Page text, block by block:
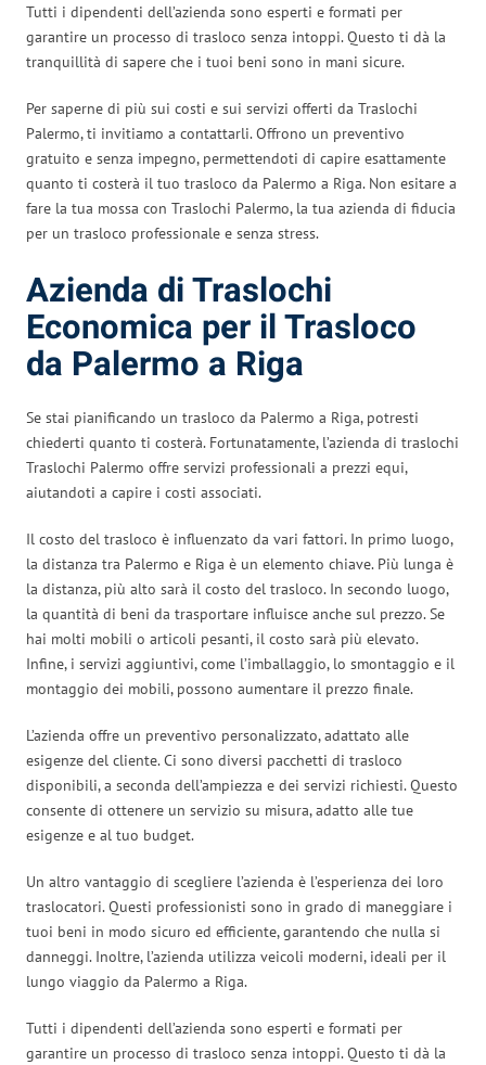
Tutti i dipendenti dell’azienda sono esperti e formati per
garantire un processo di trasloco senza intoppi. Questo ti dà la
tranquillità di sapere che i tuoi beni sono in mani sicure.
Per saperne di più sui costi e sui servizi offerti da Traslochi
Palermo, ti invitiamo a contattarli. Offrono un preventivo
gratuito e senza impegno, permettendoti di capire esattamente
quanto ti costerà il tuo trasloco da Palermo a Riga. Non esitare a
fare la tua mossa con Traslochi Palermo, la tua azienda di fiducia
per un trasloco professionale e senza stress.
Azienda di Traslochi
Economica per il Trasloco
da Palermo a Riga
Se stai pianificando un trasloco da Palermo a Riga, potresti
chiederti quanto ti costerà. Fortunatamente, l’azienda di traslochi
Traslochi Palermo offre servizi professionali a prezzi equi,
aiutandoti a capire i costi associati.
Il costo del trasloco è influenzato da vari fattori. In primo luogo,
la distanza tra Palermo e Riga è un elemento chiave. Più lunga è
la distanza, più alto sarà il costo del trasloco. In secondo luogo,
la quantità di beni da trasportare influisce anche sul prezzo. Se
hai molti mobili o articoli pesanti, il costo sarà più elevato.
Infine, i servizi aggiuntivi, come l’imballaggio, lo smontaggio e il
montaggio dei mobili, possono aumentare il prezzo finale.
L’azienda offre un preventivo personalizzato, adattato alle
esigenze del cliente. Ci sono diversi pacchetti di trasloco
disponibili, a seconda dell’ampiezza e dei servizi richiesti. Questo
consente di ottenere un servizio su misura, adatto alle tue
esigenze e al tuo budget.
Un altro vantaggio di scegliere l’azienda è l’esperienza dei loro
traslocatori. Questi professionisti sono in grado di maneggiare i
tuoi beni in modo sicuro ed efficiente, garantendo che nulla si
danneggi. Inoltre, l’azienda utilizza veicoli moderni, ideali per il
lungo viaggio da Palermo a Riga.
Tutti i dipendenti dell’azienda sono esperti e formati per
garantire un processo di trasloco senza intoppi. Questo ti dà la